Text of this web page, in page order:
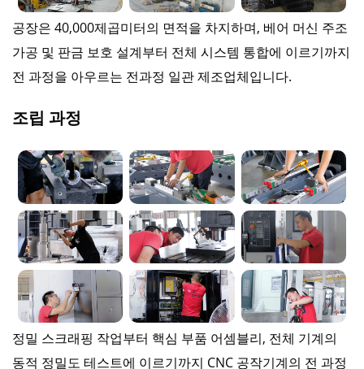
공장은 40,000제곱미터의 면적을 차지하며, 베어 머신 주조
가공 및 판금 보호 설계부터 전체 시스템 통합에 이르기까지
전 과정을 아우르는 전과정 일관 제조업체입니다.
조립 과정
정밀 스크래핑 작업부터 핵심 부품 어셈블리, 전체 기계의
동적 정밀도 테스트에 이르기까지 CNC 공작기계의 전 과정